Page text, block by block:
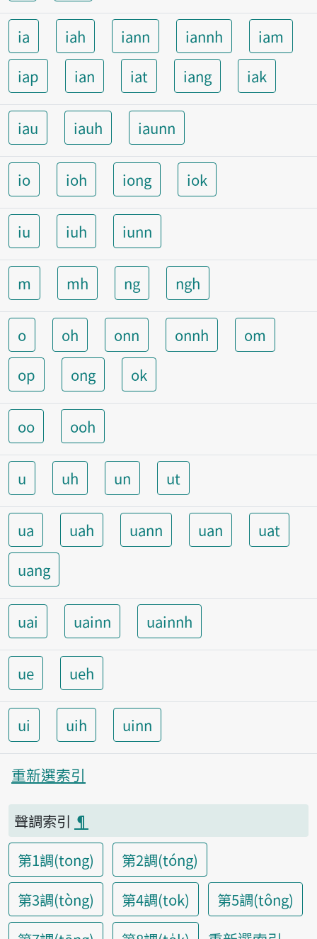
ia iah iann iannh
iam
iap
ian iat iang iak
iau iauh iaunn
io ioh iong iok
iu iuh iunn
m mh ng ngh
o oh onn onnh
om
op
ong ok
oo ooh
u uh un ut
ua uah uann uan
uat
uang
uai uainn uainnh
ue ueh
ui uih uinn
重新選索引
聲調索引 ¶
第1調(tong)
第2調(tóng)
第3調(tòng)
第4調(tok)
第5調(tông)